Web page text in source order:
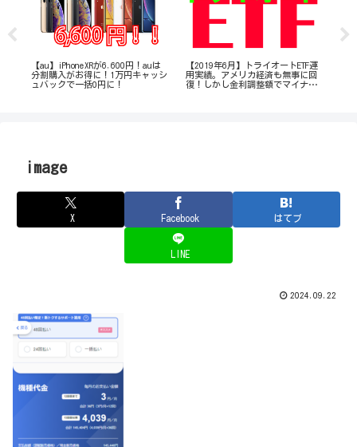
【au】iPhoneXRが6,600円！auは
分割購入がお得に！1万円キャッシ
ュバックで一括0円に！
【2019年6月】トライオートETF運
用実績。アメリカ経済も無事に回
復！しかし金利調整額でマイナス
image
X Facebook はてブ
LINE
2024.09.22